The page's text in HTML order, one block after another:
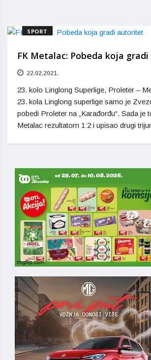
SPORT
FK Metalac: Pobeda koja
22.02.2021.
23. kolo Linglong Superlige, Proleter –
23. kola Linglong superlige samo je
pobedi Proleter na „Karađorđu“. Sada je
Metalac rezultatom 1:2 i upisao drugi